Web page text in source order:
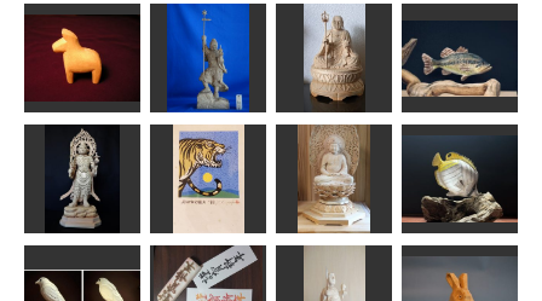
大日如来座像
の光背
イワナ
MINI
大仏御身ぬぐ
い
sigesama
紙飛行機
MINI
ダーラナホー
ス
TK
毘沙門天像
ta-chann
お地蔵さん
茶々丸
ブラックバス
MINI
年賀状「寅」